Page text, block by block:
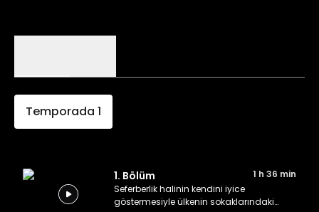
Temporada 1
1. Bölüm
1 h 36 min
Seferberlik halinin kendini iyice
göstermesiyle ülkenin sokaklarındaki